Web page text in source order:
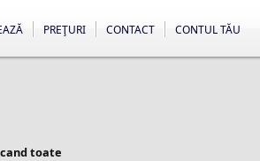
CONTUL TĂU
CONTACT
PREŢURI
toate